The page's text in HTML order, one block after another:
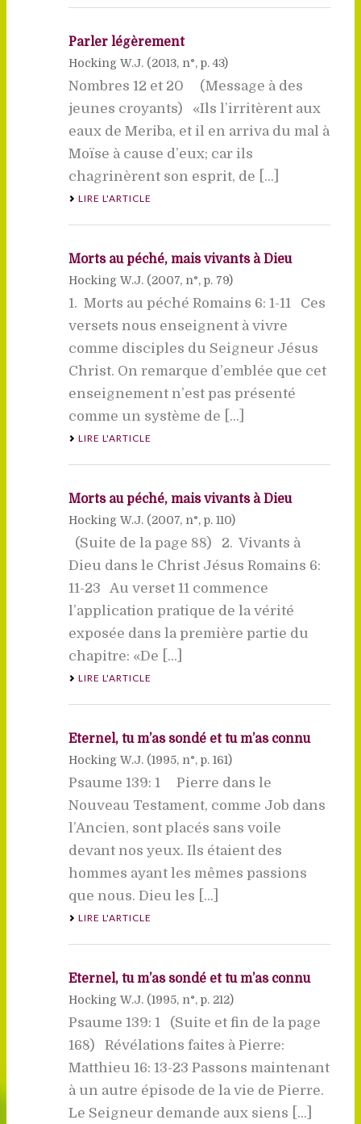
Parler légèrement
Hocking W.J. (2013, n°, p. 43)
Nombres 12 et 20 (Message à des
jeunes croyants) «Ils l’irritèrent aux
eaux de Meriba, et il en arriva du mal à
Moïse à cause d’eux; car ils
chagrinèrent son esprit, de [...]
LIRE L'ARTICLE
Morts au péché, mais vivants à Dieu
Hocking W.J. (2007, n°, p. 79)
1. Morts au péché Romains 6: 1-11 Ces
versets nous enseignent à vivre
comme disciples du Seigneur Jésus
Christ. On remarque d’emblée que cet
enseignement n’est pas présenté
comme un système de [...]
LIRE L'ARTICLE
Morts au péché, mais vivants à Dieu
Hocking W.J. (2007, n°, p. 110)
(Suite de la page 88) 2. Vivants à
Dieu dans le Christ Jésus Romains 6:
11-23 Au verset 11 commence
l’application pratique de la vérité
exposée dans la première partie du
chapitre: «De [...]
LIRE L'ARTICLE
Eternel, tu m’as sondé et tu m’as connu
Hocking W.J. (1995, n°, p. 161)
Psaume 139: 1 Pierre dans le
Nouveau Testament, comme Job dans
l’Ancien, sont placés sans voile
devant nos yeux. Ils étaient des
hommes ayant les mêmes passions
que nous. Dieu les [...]
LIRE L'ARTICLE
Eternel, tu m’as sondé et tu m’as connu
Hocking W.J. (1995, n°, p. 212)
Psaume 139: 1 (Suite et fin de la page
168) Révélations faites à Pierre:
Matthieu 16: 13-23 Passons maintenant
à un autre épisode de la vie de Pierre.
Le Seigneur demande aux siens [...]